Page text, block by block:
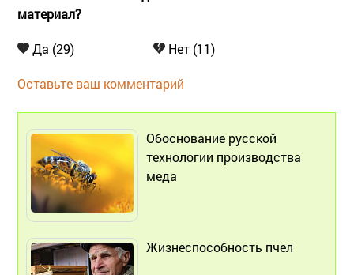
материал?
Да (29) Нет (11)
Оставьте ваш комментарий
Обоснование русской
технологии производства
меда
Жизнеспособность пчел